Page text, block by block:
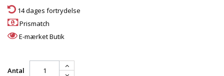
14 dages fortrydelse
Prismatch
E-mærket Butik
Antal